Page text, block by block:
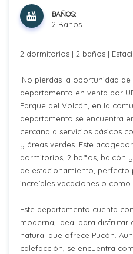
BAÑOS:
2 Baños
2 dormitorios | 2 baños |
¡No pierdas la oportunidad
departamento en venta por
Parque del Volcán, en la
departamento se encuentra
cercana a servicios básicos
y áreas verdes. Este
dormitorios, 2 baños, balcón
de estacionamiento, perfecto
increíbles vacaciones o
Este departamento cuenta
moderna, ideal para disfrutar
natural que ofrece Pucón.
calefacción, se encuentra